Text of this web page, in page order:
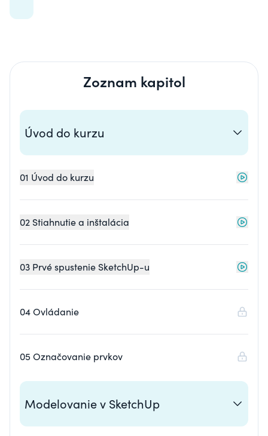
Zoznam kapitol
Úvod do kurzu
01 Úvod do kurzu
02 Stiahnutie a inštalácia
03 Prvé spustenie SketchUp-u
04 Ovládanie
05 Označovanie prvkov
Modelovanie v SketchUp